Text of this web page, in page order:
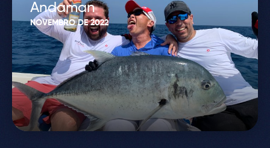
Andaman
NOVEMBRO DE 2022